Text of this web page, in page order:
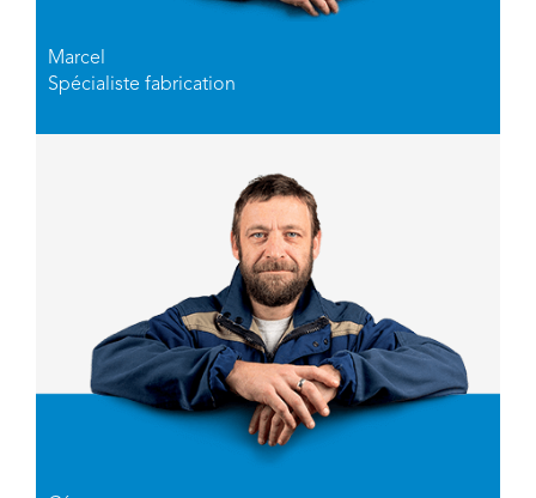
Marcel
Spécialiste fabrication